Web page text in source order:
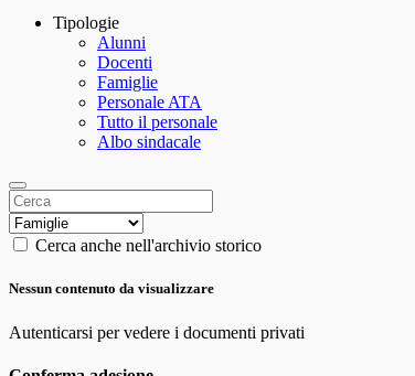
Tipologie
Alunni
Docenti
Famiglie
Personale ATA
Tutto il personale
Albo sindacale
Cerca anche nell'archivio storico
Nessun contenuto da visualizzare
Autenticarsi per vedere i documenti privati